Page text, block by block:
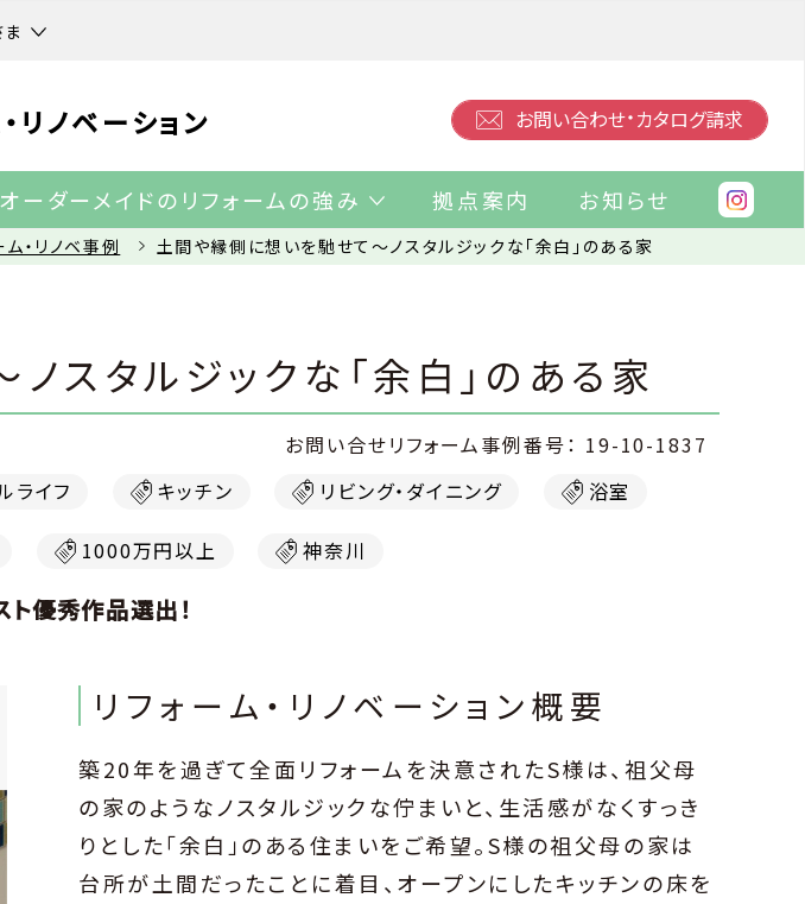
リノベーション お問い合わせ・カタログ請求
オーダーメイドのリフォームの強み 拠点案内 お知らせ
ム・リノベ事例 土間や縁側に想いを馳せて〜ノスタルジックな「余白」のある家
スタルジックな「余白」のある家
19-10-1837
ライフ キッチン リビング・ダイニング 浴室
1000万円以上 神奈川
優秀作品選出！
リフォーム・リノベーション概要
築20年を過ぎて全面リフォームを決意されたS様は、祖父母
の家のようなノスタルジックな佇まいと、生活感がなくすっき
りとした「余白」のある住まいをご希望。S様の祖父母の家は
台所が土間だったことに着目、オープンにしたキッチンの床を